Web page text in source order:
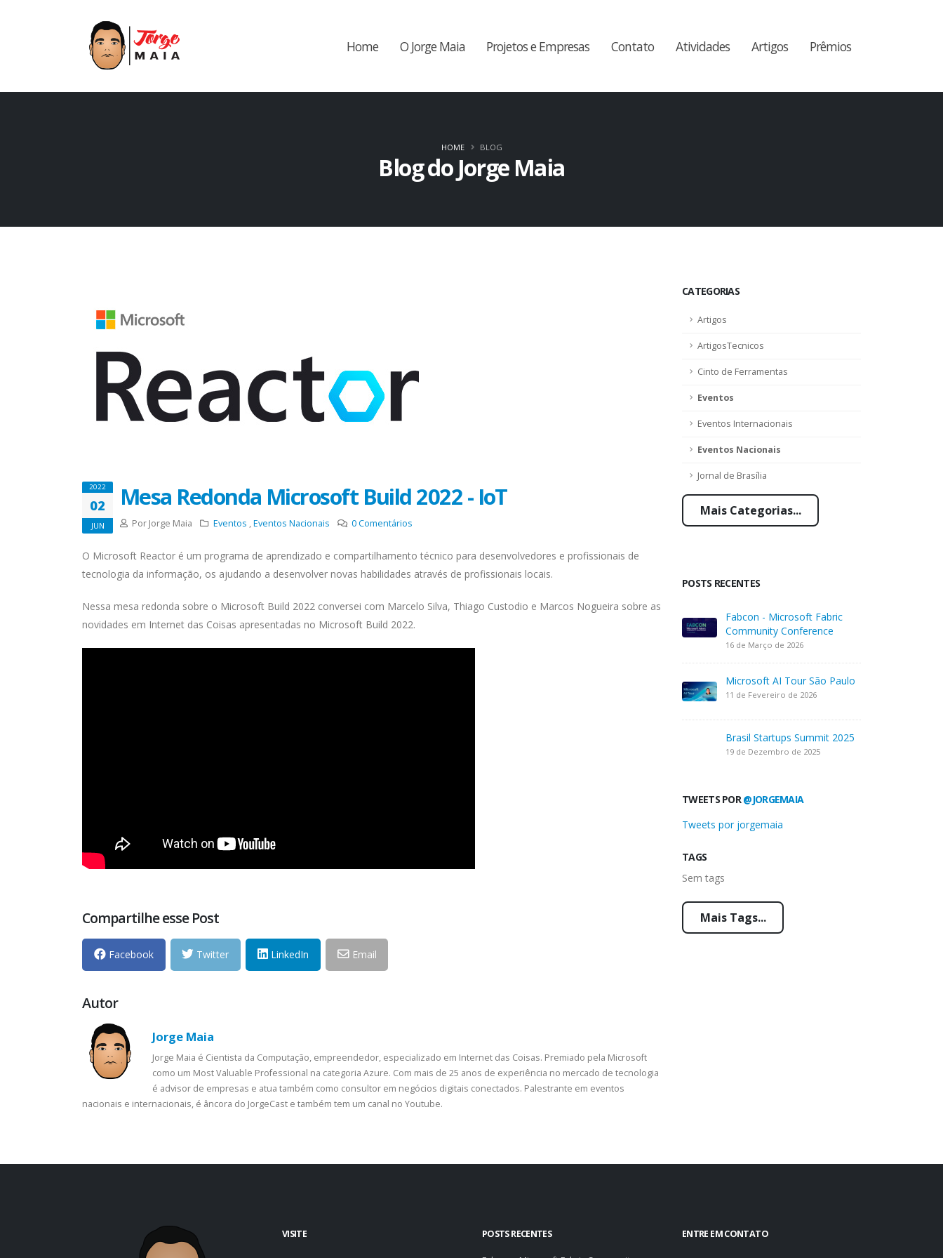
Home O Jorge Maia Projetos e Empresas Contato Atividades Artigos Prêmios
Blog do Jorge Maia
HOME BLOG
CATEGORIAS
Artigos
ArtigosTecnicos
Cinto de Ferramentas
Eventos
Eventos Internacionais
Eventos Nacionais
Jornal de Brasília
Mais Categorias...
POSTS RECENTES
Fabcon - Microsoft Fabric
Community Conference
16 de Março de 2026
Microsoft AI Tour São Paulo
11 de Fevereiro de 2026
Brasil Startups Summit 2025
19 de Dezembro de 2025
TWEETS POR@JORGEMAIA
Tweets por jorgemaia
TAGS
Sem tags
Mais Tags...
2022
02
JUN
Mesa Redonda Microsoft Build 2022 - IoT
Por Jorge Maia Eventos ,Eventos Nacionais 0Comentários
O Microsoft Reactor é um programa de aprendizado e compartilhamento técnico para desenvolvedores e profissionais de
tecnologia da informação, os ajudando a desenvolver novas habilidades através de profissionais locais.
Nessa mesa redonda sobre o Microsoft Build 2022 conversei com Marcelo Silva, Thiago Custodio e Marcos Nogueira sobre as
novidades em Internet das Coisas apresentadas no Microsoft Build 2022.
Compartilhe esse Post
Facebook Twitter LinkedIn Email
Autor
Jorge Maia
Jorge Maia é Cientista da Computação, empreendedor, especializado em Internet das Coisas. Premiado pela Microsoft
como um Most Valuable Professional na categoria Azure. Com mais de 25 anos de experiência no mercado de tecnologia
é advisor de empresas e atua também como consultor em negócios digitais conectados. Palestrante em eventos
nacionais e internacionais, é âncora do JorgeCast e também tem um canal no Youtube.
VISITE POSTS RECENTES ENTRE EM CONTATO